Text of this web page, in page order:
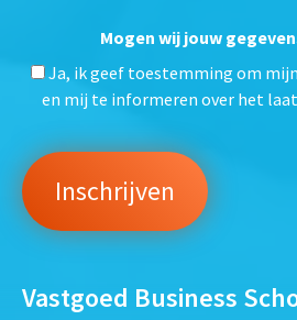
Mogen wij jouw
Ja, ik geef toestemming om
en mij te informeren over het
Vastgoed Business